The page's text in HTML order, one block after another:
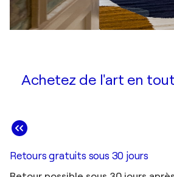
Achetez de l'art en
Retours gratuits sous 30 jours